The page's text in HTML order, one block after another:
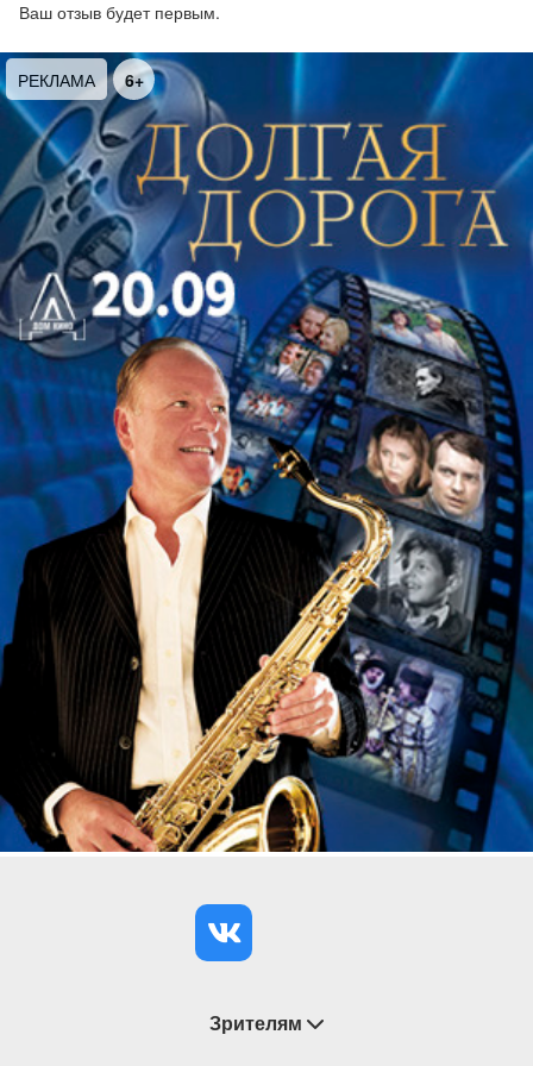
первоисточника всегда находился в сфере
либреттистов лаконичности развития
сценического действия и одновременно
концентрации драматургии.
Несмотря на театральные условности
классицизма, оперные партитуры композитора
необыкновенно вдохновенны и органичны в
соединении музыки и драматического действия.
Выдающийся критик Александр Серов отмечал:
«…лица опер Моцарта – совершенно живые
люди, с отдельными, до крайности
разнообразными характерами, с тонкими, чисто
индивидуальными оттенками этих характеров».
В программе прозвучат фрагменты из опер,
созданных в разные периоды жизни композитора,
среди которых«Свадьба Фигаро», «Волшебная
флейта», «Милосердие Тита», «Идоменей»,
«Король-пастух»
Симфонический оркестр Санкт-Петербурга
художественный руководитель и главный дирижер
народный артист РоссииСергей Стадлер
Режиссер –
Ирина Фокина
Солисты«Петербург-концерта»
Ансамбль солистов«Рождество»
Художественный руководитель – заслуженная
артистка РоссииОльга Ступнева
Государственный ансамбль танца
«Барыня»
Татьяна Тимохина
Продолжительность – 2 часа с антрактом
Ваш отзыв будет первым.
РЕКЛАМА 6+
Зрителям